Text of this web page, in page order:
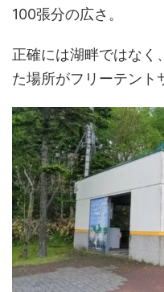
100張分の広さ。
正確には湖畔ではなく
た場所がフリーテント